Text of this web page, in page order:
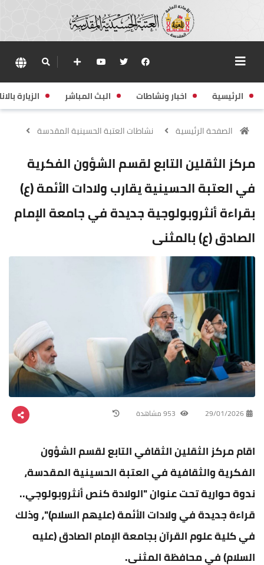
الرئيسية اخبار ونشاطات البث المباشر الزيارة
الصفحة الرئيسية نشاطات العتبة الحسينية المقدسة
مركز الثقلين التابع لقسم الشؤون الفكرية
في العتبة الحسينية يقارب ولادات الأئمة (ع)
بقراءة أنثروبولوجية جديدة في جامعة الإمام
الصادق (ع) بالمثنى
29/01/2026
اقام مركز الثقلين الثقافي التابع لقسم الشؤون
الفكرية والثقافية في العتبة الحسينية المقدسة،
ندوة حوارية تحت عنوان "الولادة كنص أنثروبولوجي..
قراءة جديدة في ولادات الأئمة (عليهم السلام)"، وذلك
في كلية علوم القرآن بجامعة الإمام الصادق (عليه
السلام) في محافظة المثنى.